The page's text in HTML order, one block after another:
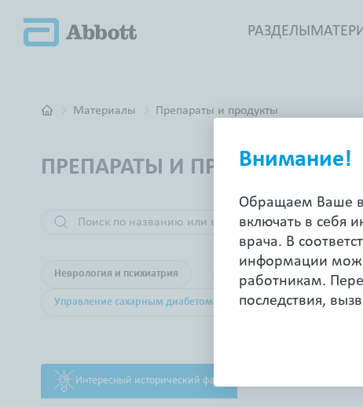
РАЗДЕЛЫ
Материалы Препараты и продукты
ПРЕПАРАТЫ И ПРОДУКТЫ
Неврология и психиатрия Кардиология
Управление сахарным диабетом Дерматология
Внимание!
Обращаем Ваше
включать в себя
врача. В
информации
работникам.
последствия,
Интересный исторический факт